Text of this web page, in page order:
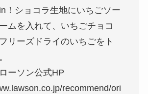
！ショコラ生地にいちごソー
ムを入れて、いちごチョコ
リーズドライのいちごをト
ーソン公式HP
recommend/ori